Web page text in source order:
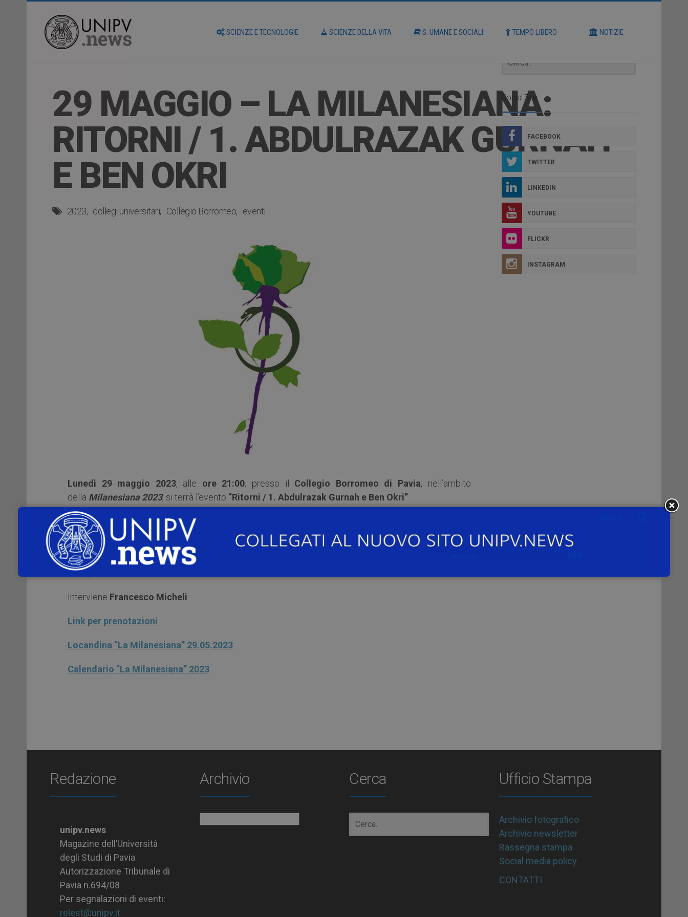
SCIENZE E TECNOLOGIE SCIENZE DELLA VITA S. UMANE E SOCIALI TEMPO LIBERO NOTIZIE
29 MAGGIO – LA MILANESIANA:
RITORNI / 1. ABDULRAZAK GURNAH
E BEN OKRI
2023 collegi universitari Collegio Borromeo eventi
Lunedì 29 maggio 2023, alle ore 21:00, presso il Collegio Borromeo di Pavia, nell’ambito
della Milanesiana 2023, si terrà l’evento “Ritorni / 1. Abdulrazak Gurnah e Ben Okri”
Saluti istituzionali diAlberto Lolli
(Ministro della Cultura).
Interventi diAbdulrazak Gurnah
1991), con
Interviene Francesco Micheli
Link per prenotazioni
Locandina “La Milanesiana” 29.05.2023
Calendario “La Milanesiana” 2023
Social Box
FACEBOOK
TWITTER
LINKEDIN
YOUTUBE
FLICKR
INSTAGRAM
Redazione
unipv.news
Magazine dell’Università
degli Studi di Pavia
Autorizzazione Tribunale di
Pavia n.694/08
Per segnalazioni di eventi:
relest@unipv.it
Archivio Cerca Ufficio Stampa
Archivio fotografico
Archivio newsletter
Rassegna stampa
Social media policy
CONTATTI